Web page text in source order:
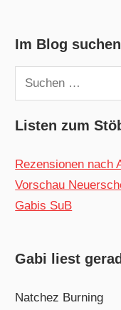
Im Blog suchen
Suchen
nach:
Listen zum
Rezensionen nach
Vorschau
Gabis SuB
Gabi liest
Natchez Burning